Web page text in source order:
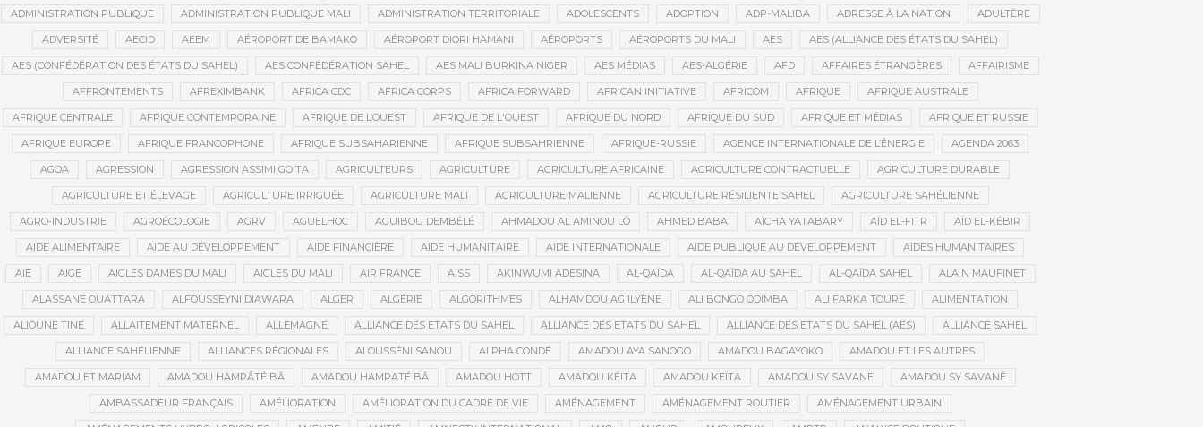
ADMINISTRATION PUBLIQUE ADMINISTRATION PUBLIQUE MALI ADMINISTRATION TERRITORIALE ADOLESCENTS ADOPTION ADP-MALIBA ADRESSE À LA NATION ADULTÈRE
ADVERSITÉ AECID AEEM AÉROPORT DE BAMAKO AÉROPORT DIORI HAMANI AÉROPORTS AÉROPORTS DU MALI AES AES (ALLIANCE DES ÉTATS DU SAHEL)
AES (CONFÉDÉRATION DES ÉTATS DU SAHEL) AES CONFÉDÉRATION SAHEL AES MALI BURKINA NIGER AES MÉDIAS AES-ALGÉRIE AFD AFFAIRES ÉTRANGÈRES AFFAIRISME
AFFRONTEMENTS AFREXIMBANK AFRICA CDC AFRICA CORPS AFRICA FORWARD AFRICAN INITIATIVE AFRICOM AFRIQUE AFRIQUE AUSTRALE
AFRIQUE CENTRALE AFRIQUE CONTEMPORAINE AFRIQUE DE L’OUEST AFRIQUE DE L'OUEST AFRIQUE DU NORD AFRIQUE DU SUD AFRIQUE ET MÉDIAS AFRIQUE ET RUSSIE
AFRIQUE EUROPE AFRIQUE FRANCOPHONE AFRIQUE SUBSAHARIENNE AFRIQUE SUBSAHRIENNE AFRIQUE-RUSSIE AGENCE INTERNATIONALE DE L’ÉNERGIE AGENDA 2063
AGOA AGRESSION AGRESSION ASSIMI GOITA AGRICULTEURS AGRICULTURE AGRICULTURE AFRICAINE AGRICULTURE CONTRACTUELLE AGRICULTURE DURABLE
AGRICULTURE ET ÉLEVAGE AGRICULTURE IRRIGUÉE AGRICULTURE MALI AGRICULTURE MALIENNE AGRICULTURE RÉSILIENTE SAHEL AGRICULTURE SAHÉLIENNE
AGRO-INDUSTRIE AGROÉCOLOGIE AGRV AGUELHOC AGUIBOU DEMBÉLÉ AHMADOU AL AMINOU LÔ AHMED BABA AÏCHA YATABARY AÏD EL-FITR AÏD EL-KÉBIR
AIDE ALIMENTAIRE AIDE AU DÉVELOPPEMENT AIDE FINANCIÈRE AIDE HUMANITAIRE AIDE INTERNATIONALE AIDE PUBLIQUE AU DÉVELOPPEMENT AIDES HUMANITAIRES
AIE AIGE AIGLES DAMES DU MALI AIGLES DU MALI AIR FRANCE AISS AKINWUMI ADESINA AL-QAÏDA AL-QAÏDA AU SAHEL AL-QAÏDA SAHEL ALAIN MAUFINET
ALASSANE OUATTARA ALFOUSSEYNI DIAWARA ALGER ALGÉRIE ALGORITHMES ALHAMDOU AG ILYÈNE ALI BONGO ODIMBA ALI FARKA TOURÉ ALIMENTATION
ALIOUNE TINE ALLAITEMENT MATERNEL ALLEMAGNE ALLIANCE DES ÉTATS DU SAHEL ALLIANCE DES ETATS DU SAHEL ALLIANCE DES ÉTATS DU SAHEL (AES) ALLIANCE SAHEL
ALLIANCE SAHÉLIENNE ALLIANCES RÉGIONALES ALOUSSÉNI SANOU ALPHA CONDÉ AMADOU AYA SANOGO AMADOU BAGAYOKO AMADOU ET LES AUTRES
AMADOU ET MARIAM AMADOU HAMPÂTÉ BÂ AMADOU HAMPATÉ BÂ AMADOU HOTT AMADOU KÉITA AMADOU KEÏTA AMADOU SY SAVANE AMADOU SY SAVANÉ
AMBASSADEUR FRANÇAIS AMÉLIORATION AMÉLIORATION DU CADRE DE VIE AMÉNAGEMENT AMÉNAGEMENT ROUTIER AMÉNAGEMENT URBAIN